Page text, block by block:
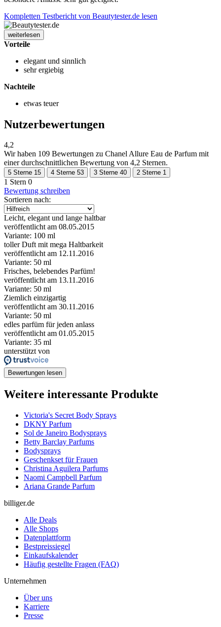
Kompletten Testbericht von Beautytester.de lesen
weiterlesen
Vorteile
elegant und sinnlich
sehr ergiebig
Nachteile
etwas teuer
Nutzerbewertungen
4,2
Wir haben 109 Bewertungen zu Chanel Allure Eau de Parfum mit
einer durchschnittlichen Bewertung von 4,2 Sternen.
5 Sterne 15 4 Sterne 53 3 Sterne 40 2 Sterne 1
1 Stern 0
Bewertung schreiben
Sortieren nach:
Leicht, elegant und lange haltbar
veröffentlicht am 08.05.2015
Variante: 100 ml
toller Duft mit mega Haltbarkeit
veröffentlicht am 12.11.2016
Variante: 50 ml
Frisches, belebendes Parfüm!
veröffentlicht am 13.11.2016
Variante: 50 ml
Ziemlich einzigartig
veröffentlicht am 30.11.2016
Variante: 50 ml
edles parfüm für jeden anlass
veröffentlicht am 01.05.2015
Variante: 35 ml
unterstützt von
Bewertungen lesen
Weitere interessante Produkte
Victoria's Secret Body Sprays
DKNY Parfum
Sol de Janeiro Bodysprays
Betty Barclay Parfums
Bodysprays
Geschenkset für Frauen
Christina Aguilera Parfums
Naomi Campbell Parfum
Ariana Grande Parfum
billiger.de
Alle Deals
Alle Shops
Datenplattform
Bestpreissiegel
Einkaufskalender
Häufig gestellte Fragen (FAQ)
Unternehmen
Über uns
Karriere
Presse